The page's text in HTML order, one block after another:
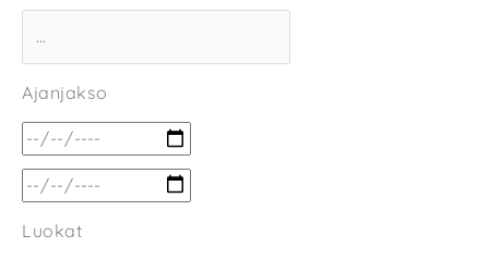
Ajanjakso
Luokat